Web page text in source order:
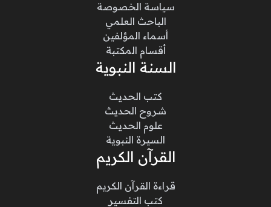
سياسة الخصوصة
الباحث العلمي
أسماء المؤلفين
أقسام المكتبة
السنة النبوية
كتب الحديث
شروح الحديث
علوم الحديث
السيرة النبوية
القرآن الكريم
قراءة القرآن الكريم
كتب التفسير